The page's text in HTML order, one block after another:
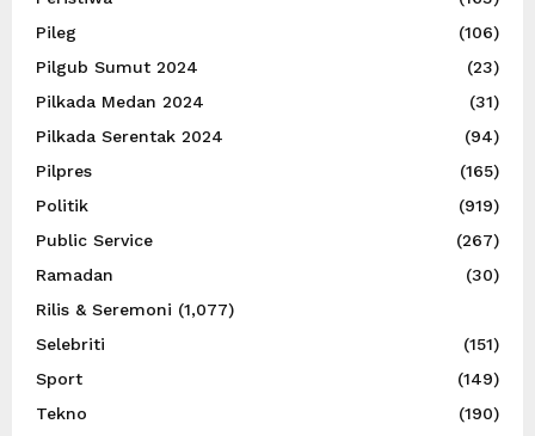
Pileg
(106)
Pilgub Sumut 2024
(23)
Pilkada Medan 2024
(31)
Pilkada Serentak 2024
(94)
Pilpres
(165)
Politik
(919)
Public Service
(267)
Ramadan
(30)
Rilis & Seremoni (1,077)
Selebriti
(151)
Sport
(149)
Tekno
(190)